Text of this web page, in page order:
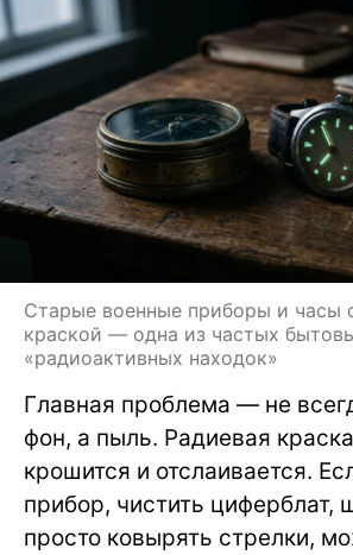
Старые военные приборы и часы
краской — одна из частых
«радиоактивных находок»
Главная проблема — не
фон, а пыль. Радиевая
крошится и отслаивается.
прибор, чистить циферблат,
просто ковырять стрелки,